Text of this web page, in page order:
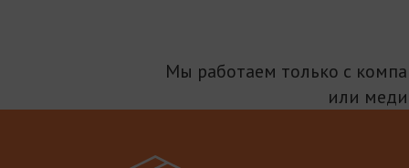
Мы работаем только с
или